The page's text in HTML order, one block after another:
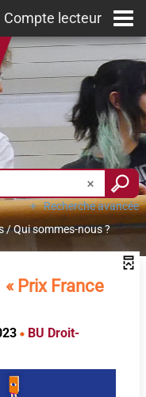
Compte lecteur
Recherche avancée
/Qui sommes-nous ?
Prix France
BU Droit-